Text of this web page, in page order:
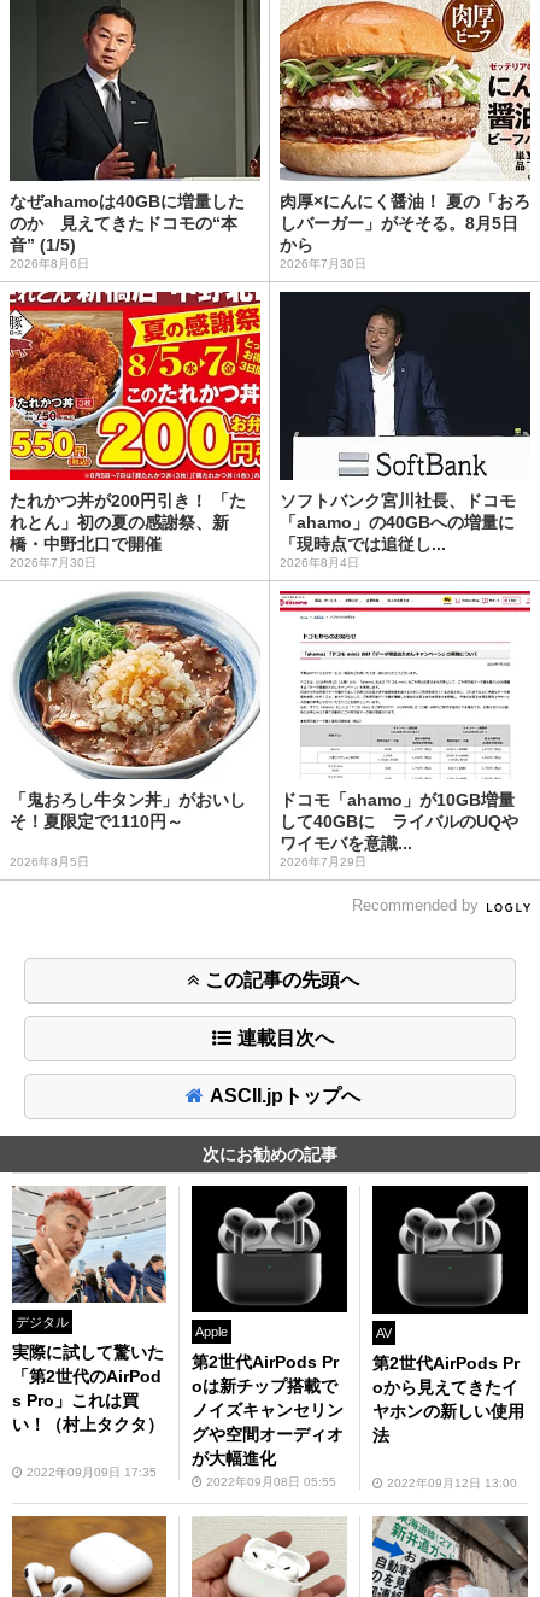
なぜahamoは40GBに増量した
のか 見えてきたドコモの“本
音” (1/5)
2026年8月6日
肉厚×にんにく醤油！ 夏の「おろ
しバーガー」がそそる。8月5日
から
2026年7月30日
たれかつ丼が200円引き！ 「た
れとん」初の夏の感謝祭、新
橋・中野北口で開催
2026年7月30日
ソフトバンク宮川社長、ドコモ
「ahamo」の40GBへの増量に
「現時点では追従し...
2026年8月4日
「鬼おろし牛タン丼」がおいし
そ！夏限定で1110円～
2026年8月5日
ドコモ「ahamo」が10GB増量
して40GBに ライバルのUQや
ワイモバを意識...
2026年7月29日
Recommended by
この記事の先頭へ
連載目次へ
ASCII.jpトップへ
次にお勧めの記事
デジタル
実際に試して驚いた
「第2世代のAirPod
s Pro」これは買
い！（村上タクタ）
2022年09月09日 17:35
Apple
第2世代AirPods Pr
oは新チップ搭載で
ノイズキャンセリン
グや空間オーディオ
が大幅進化
2022年09月08日 05:55
AV
第2世代AirPods Pr
oから見えてきたイ
ヤホンの新しい使用
法
2022年09月12日 13:00